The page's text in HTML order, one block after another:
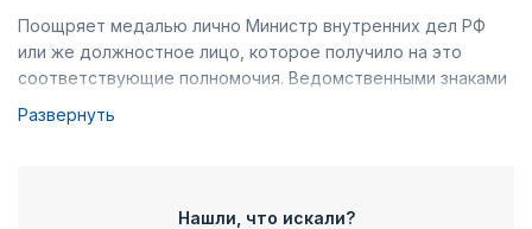
Поощряет медалью лично Министр внутренних дел РФ
или же должностное лицо, которое получило на это
соответствующие полномочия. Ведомственными знаками
отличия не принято награждать повторно, в отличие от
тех медалей, которые имеют несколькими степенями. В
для хранения памяти. Каждый кавалер, который
Развернуть
Нашли, что искали?